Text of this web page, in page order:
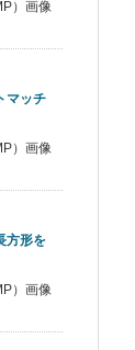
）画像
マッチ
）画像
方形を
）画像